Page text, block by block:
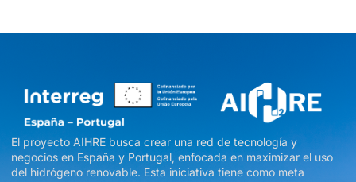
El proyecto AIHRE busca crear una red de tecnología y
negocios en España y Portugal, enfocada en maximizar el uso
del hidrógeno renovable. Esta iniciativa tiene como meta